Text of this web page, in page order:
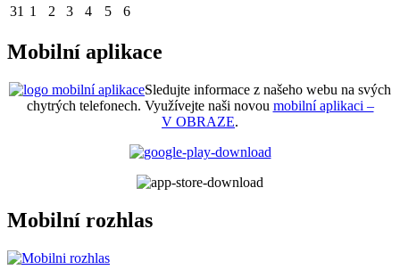
31 1 2 3 4 5 6
Mobilní aplikace
Sledujte informace z našeho webu na svých
chytrých telefonech. Využívejte naši novou mobilní aplikaci –
V OBRAZE.
Mobilní rozhlas